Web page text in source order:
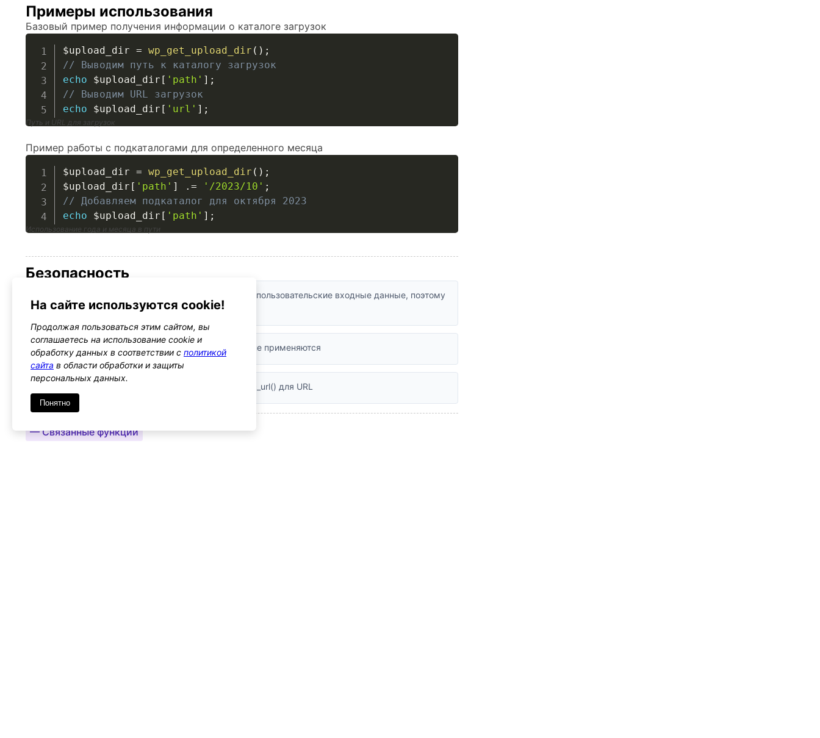
Примеры использования
Базовый пример получения информации о каталоге загрузок
$upload_dir = wp_get_upload_dir ( ) ;
// Выводим путь к каталогу загрузок
echo
$upload_dir [ 'path' ] ;
// Выводим URL загрузок
echo
$upload_dir [ 'url' ] ;
Путь и URL для загрузок
Пример работы с подкаталогами для определенного месяца
$upload_dir = wp_get_upload_dir ( ) ;
$upload_dir [ 'path' ] .= '/2023/10' ;
// Добавляем подкаталог для октября 2023
echo
$upload_dir [ 'path' ] ;
Использование года и месяца в пути
Безопасность
Функция не принимает пользовательские входные данные, поэтому
проверки не требуются
Санитизация: Параметры автоматической очистки не применяются
Рекомендации: При выводе данных используйте esc_url() для URL
— Связанные функции
На сайте используются cookie!
Продолжая пользоваться этим сайтом, вы
соглашаетесь на использование cookie и
обработку данных в соответствии с политикой
сайта в области обработки и защиты
персональных данных.
Понятно